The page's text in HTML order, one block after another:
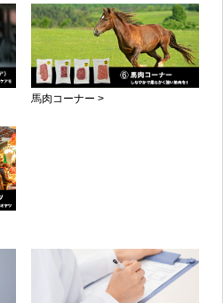
馬肉コーナー >